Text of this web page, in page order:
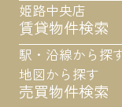
姫路中央店
賃貸物件検索
駅・沿線から探
地図から探す
売買物件検索